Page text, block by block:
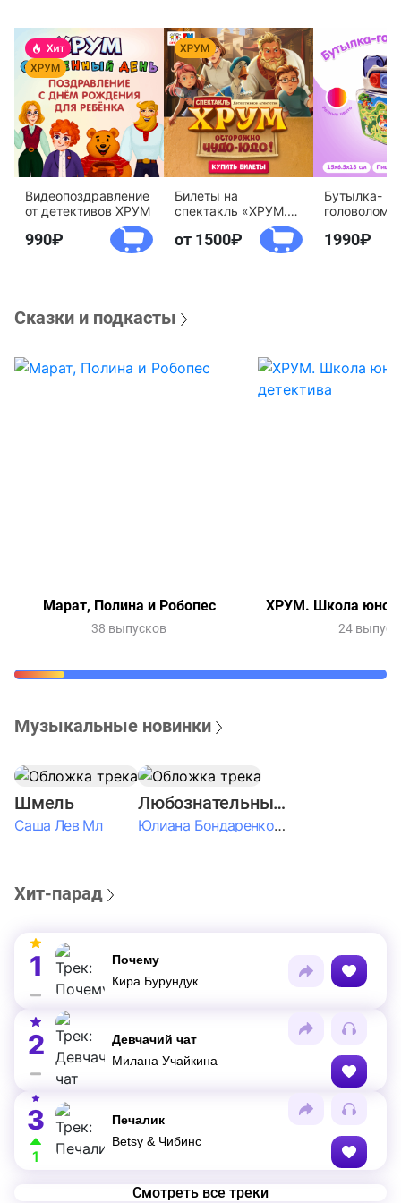
Видеопоздравление
от детективов ХРУМ
990
Билеты на
спектакль «ХРУМ.
Осторожно, Чудо-
Юдо!»
от 1500
Бутылка-
агентство
1990
Сказки и подкасты
Марат, Полина и Робопес
38 выпусков
ХРУМ. Школа
24
Музыкальные новинки
Шмель
Саша Лев Мл
Любознательные Дети
Юлиана Бондаренко & Амелия Колпакова & Егор Егоров & Валерия Шевченко & Ксюша Косичкина
Хит-парад
1
Почему
Кира Бурундук
2
Девчачий чат
Милана Учайкина
3
1
Печалик
Betsy & Чибинс
Смотреть все треки